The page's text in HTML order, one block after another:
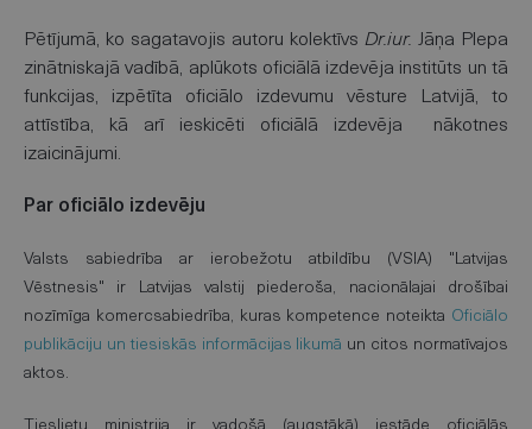
Pētījumā, ko sagatavojis autoru kolektīvs Dr.iur. Jāņa Plepa
zinātniskajā vadībā, aplūkots oficiālā izdevēja institūts un tā
funkcijas, izpētīta oficiālo izdevumu vēsture Latvijā, to
attīstība, kā arī ieskicēti oficiālā izdevēja nākotnes
izaicinājumi.
Par oficiālo izdevēju
Valsts sabiedrība ar ierobežotu atbildību (VSIA) "Latvijas
Vēstnesis" ir Latvijas valstij piederoša, nacionālajai drošībai
nozīmīga komercsabiedrība, kuras kompetence noteikta Oficiālo
publikāciju un tiesiskās informācijas likumā un citos normatīvajos
aktos.